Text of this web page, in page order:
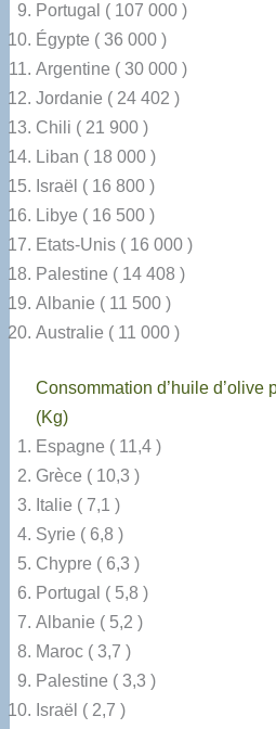
Portugal ( 107 000 )
Égypte ( 36 000 )
Argentine ( 30 000 )
Jordanie ( 24 402 )
Chili ( 21 900 )
Liban ( 18 000 )
Israël ( 16 800 )
Libye ( 16 500 )
Etats-Unis ( 16 000 )
Palestine ( 14 408 )
Albanie ( 11 500 )
Australie ( 11 000 )
Consommation d’huile d’olive
(Kg)
Espagne ( 11,4 )
Grèce ( 10,3 )
Italie ( 7,1 )
Syrie ( 6,8 )
Chypre ( 6,3 )
Portugal ( 5,8 )
Albanie ( 5,2 )
Maroc ( 3,7 )
Palestine ( 3,3 )
Israël ( 2,7 )